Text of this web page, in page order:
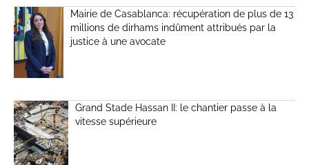
Mairie de Casablanca: récupération de plus de 13
millions de dirhams indûment attribués par la
justice à une avocate
Grand Stade Hassan II: le chantier passe à la
vitesse supérieure